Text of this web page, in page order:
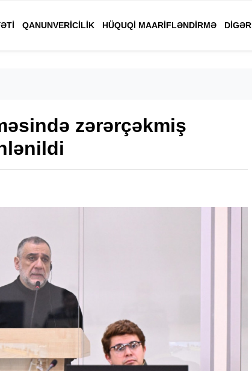
QANUNVERICILIK HÜQUQI MAARIFLƏNDIRMƏ DIGƏR
zərərçəkmiş